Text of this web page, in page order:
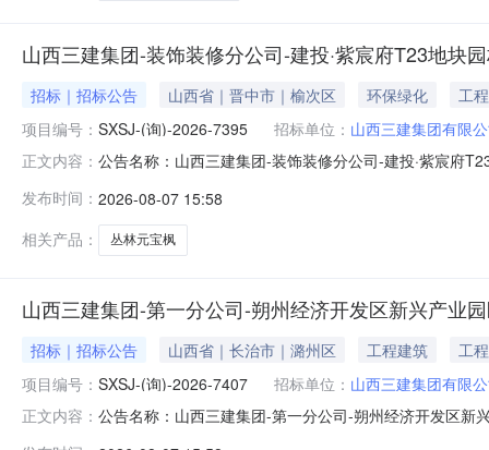
山西三建集团-装饰装修分公司-建投·紫宸府T23地块
招标｜招标公告 山西省｜晋中市｜榆次区 环保绿化
工程
项目编号： SXSJ-(询)-2026-7395 招标单位： 山西三建集团有限
正文内容： 公告名称：山西三建集团-装饰装修分公司-建投·紫宸府
局部景观节点提升改造工程项目-丛林元宝枫等物资采购
发布时间： 2026-08-07 15:58
相关产品：
丛林元宝枫
山西三建集团-第一分公司-朔州经济开发区新兴产业
招标｜招标公告 山西省｜长治市｜潞州区 工程建筑
工程
项目编号： SXSJ-(询)-2026-7407 招标单位： 山西三建集团有限
正文内容： 公告名称：山西三建集团-第一分公司-朔州经济开发区新